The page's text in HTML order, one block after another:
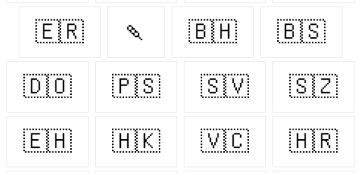
🇪🇷 🍡 🇧🇭 🇧🇸
🇩🇴 🇵🇸 🇸🇻 🇸🇿
🇪🇭 🇭🇰 🇻🇨 🇭🇷